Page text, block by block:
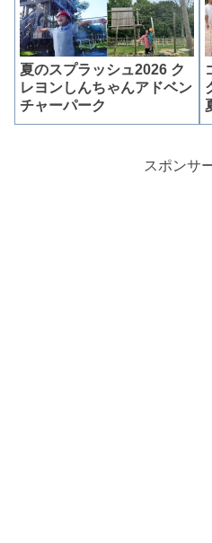
夏のスプラッシュ2026 ク
レヨンしんちゃんアドベン
チャーパーク
スポンサ